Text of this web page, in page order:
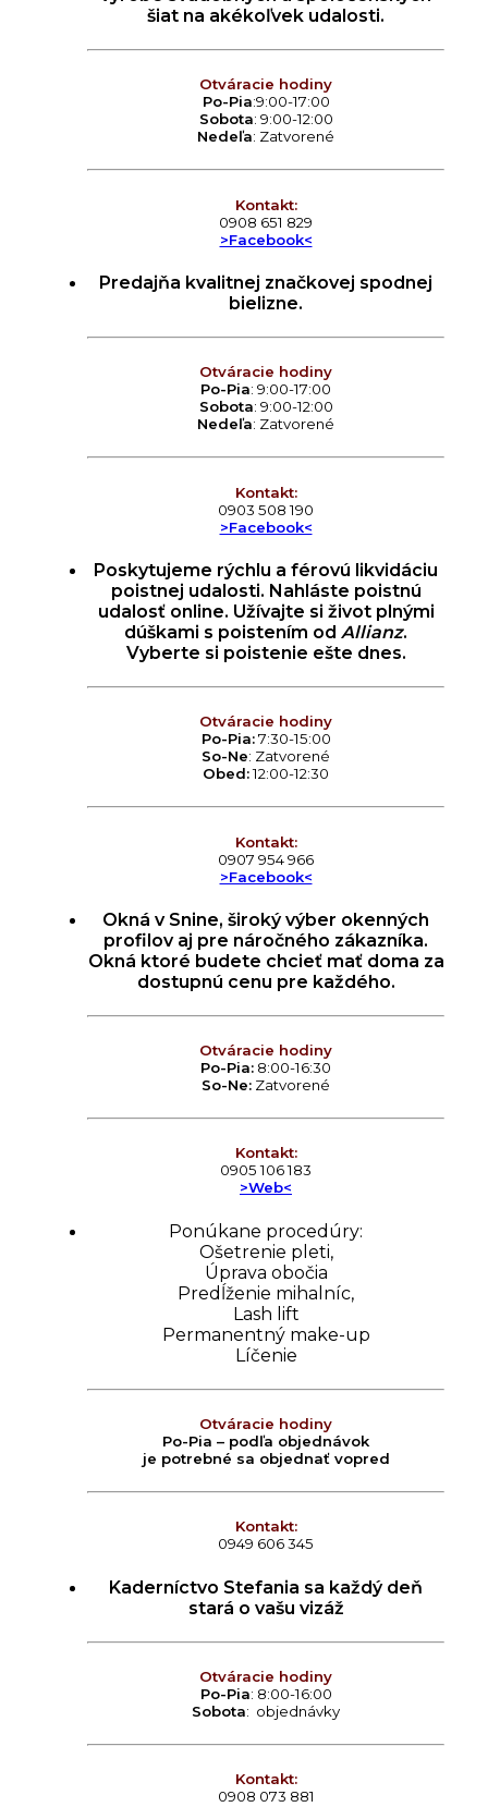
šiat na akékoľvek udalosti.
Otváracie hodiny
Po-Pia:9:00-17:00
Sobota: 9:00-12:00
Nedeľa: Zatvorené
Kontakt:
0908 651 829
>Facebook<
Predajňa kvalitnej značkovej spodnej
bielizne.
Otváracie hodiny
Po-Pia: 9:00-17:00
Sobota: 9:00-12:00
Nedeľa: Zatvorené
Kontakt:
0903 508 190
>Facebook<
Poskytujeme rýchlu a férovú likvidáciu
poistnej udalosti. Nahláste poistnú
udalosť online. Užívajte si život plnými
dúškami s poistením od Allianz.
Vyberte si poistenie ešte dnes.
Otváracie hodiny
Po-Pia:7:30-15:00
So-Ne: Zatvorené
Obed:12:00-12:30
Kontakt:
0907 954 966
>Facebook<
Okná v Snine, široký výber okenných
profilov aj pre náročného zákazníka.
Okná ktoré budete chcieť mať doma za
dostupnú cenu pre každého.
Otváracie hodiny
Po-Pia: 8:00-16:30
So-Ne: Zatvorené
Kontakt:
0905 106 183
>Web<
Ponúkane procedúry:
Ošetrenie pleti,
Úprava obočia
Predĺženie mihalníc,
Lash lift
Permanentný make-up
Líčenie
Otváracie hodiny
Po-Pia – podľa objednávok
je potrebné sa objednať vopred
Kontakt:
0949 606 345
Kaderníctvo Stefania sa každý deň
stará o vašu vizáž
Otváracie hodiny
Po-Pia: 8:00-16:00
Sobota: objednávky
Kontakt:
0908 073 881